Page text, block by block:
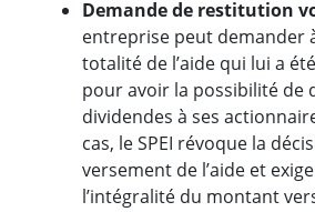
Demande de restitution
entreprise peut demander
totalité de l’aide qui lui a
pour avoir la possibilité de
dividendes à ses
cas, le SPEI révoque la
versement de l’aide et
l’intégralité du montant